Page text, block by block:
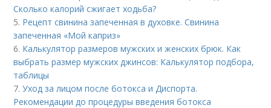
Сколько калорий сжигает ходьба?
5. Рецепт свинина запеченная в духовке. Свинина
запеченная «Мой каприз»
6. Калькулятор размеров мужских и женских брюк. Как
выбрать размер мужских джинсов: Калькулятор подбора,
таблицы
7.Уход за лицом после ботокса и Диспорта.
Рекомендации до процедуры введения ботокса